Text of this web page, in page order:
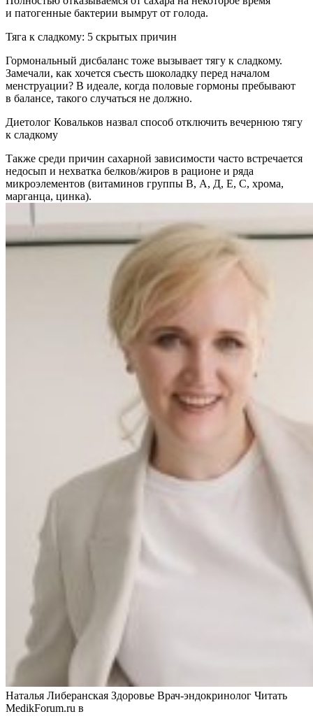
и патогенные бактерии вымрут от голода.
Тяга к сладкому: 5 скрытых причин
Гормональный дисбаланс тоже вызывает тягу к сладкому.
Замечали, как хочется съесть шоколадку перед началом
менструации? В идеале, когда половые гормоны пребывают
в балансе, такого случаться не должно.
Диетолог Ковальков назвал способ отключить вечернюю тягу
к сладкому
Также среди причин сахарной зависимости часто встречается
недосып и нехватка белков/жиров в рационе и ряда
микроэлементов (витаминов группы В, А, Д, Е, С, хрома,
марганца, цинка).
Наталья Либеранская Здоровье Врач-эндокринолог Читать
MedikForum.ru в